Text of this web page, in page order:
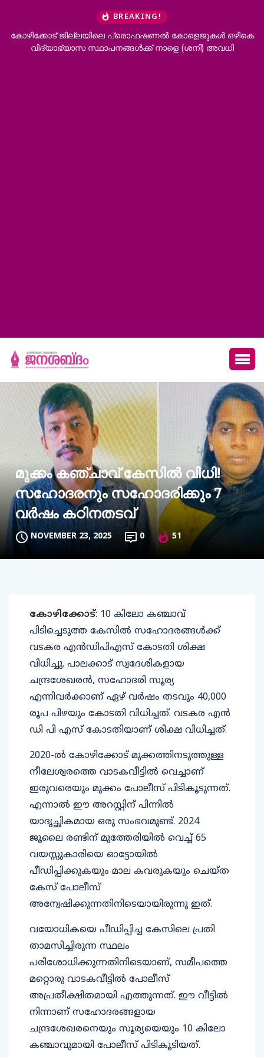
BREAKING!
ജില്ലയിലെ പ്രൊഫഷണൽ കോളെജുകൾ ഒഴികെ
സ്ഥാപനങ്ങൾക്ക് നാളെ (ശനി) അവധി
വേണം’;
മുക്കം കഞ്ചാവ് കേസിൽ വിധി!
സഹോദരനും സഹോദരിക്കും 7
വർഷം കഠിനതടവ്
NOVEMBER 23, 2025 0 51
കോഴിക്കോട്: 10 കിലോ കഞ്ചാവ്
പിടിച്ചെടുത്ത കേസിൽ സഹോദരങ്ങൾക്ക്
വടകര എൻഡിപിഎസ് കോടതി ശിക്ഷ
വിധിച്ചു. പാലക്കാട് സ്വദേശികളായ
ചന്ദ്രശേഖരൻ, സഹോദരി സൂര്യ
എന്നിവർക്കാണ് ഏഴ് വർഷം തടവും 40,000
രൂപ പിഴയും കോടതി വിധിച്ചത്. വടകര എൻ
ഡി പി എസ് കോടതിയാണ് ശിക്ഷ വിധിച്ചത്.
2020-ൽ കോഴിക്കോട് മുക്കത്തിനടുത്തുള്ള
നീലേശ്വരത്തെ വാടകവീട്ടിൽ വെച്ചാണ്
ഇരുവരെയും മുക്കം പോലീസ് പിടികൂടുന്നത്.
എന്നാൽ ഈ അറസ്റ്റിന് പിന്നിൽ
യാദൃച്ഛികമായ ഒരു സംഭവമുണ്ട്. 2024
ജൂലൈ രണ്ടിന് മുത്തേരിയിൽ വെച്ച് 65
വയസ്സുകാരിയെ ഓട്ടോയിൽ
പീഡിപ്പിക്കുകയും മാല കവരുകയും ചെയ്ത
കേസ് പോലീസ്
അന്വേഷിക്കുന്നതിനിടെയായിരുന്നു ഇത്.
വയോധികയെ പീഡിപ്പിച്ച കേസിലെ പ്രതി
താമസിച്ചിരുന്ന സ്ഥലം
പരിശോധിക്കുന്നതിനിടെയാണ്, സമീപത്തെ
മറ്റൊരു വാടകവീട്ടിൽ പോലീസ്
അപ്രതീക്ഷിതമായി എത്തുന്നത്. ഈ വീട്ടിൽ
നിന്നാണ് സഹോദരങ്ങളായ
ചന്ദ്രശേഖരനെയും സൂര്യയെയും 10 കിലോ
കഞ്ചാവുമായി പോലീസ് പിടികൂടിയത്.